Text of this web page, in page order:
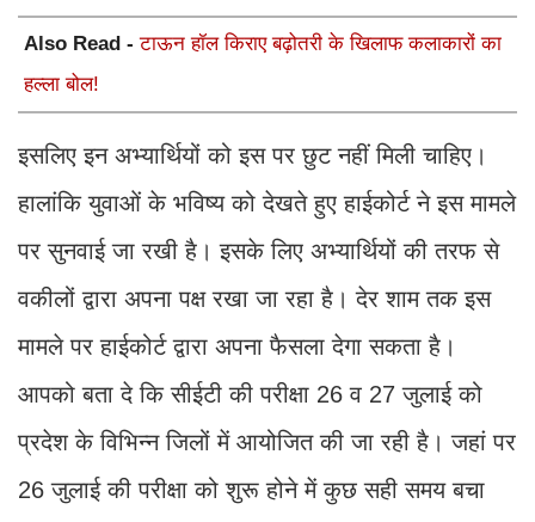
Also Read -टाऊन हॉल किराए बढ़ोतरी के खिलाफ कलाकारों का
हल्ला बोल!
इसलिए इन अभ्यार्थियों को इस पर छुट नहीं मिली चाहिए।
हालांकि युवाओं के भविष्य को देखते हुए हाईकोर्ट ने इस मामले
पर सुनवाई जा रखी है। इसके लिए अभ्यार्थियों की तरफ से
वकीलों द्वारा अपना पक्ष रखा जा रहा है। देर शाम तक इस
मामले पर हाईकोर्ट द्वारा अपना फैसला देगा सकता है।
आपको बता दे कि सीईटी की परीक्षा 26 व 27 जुलाई को
प्रदेश के विभिन्न जिलों में आयोजित की जा रही है। जहां पर
26 जुलाई की परीक्षा को शुरू होने में कुछ सही समय बचा